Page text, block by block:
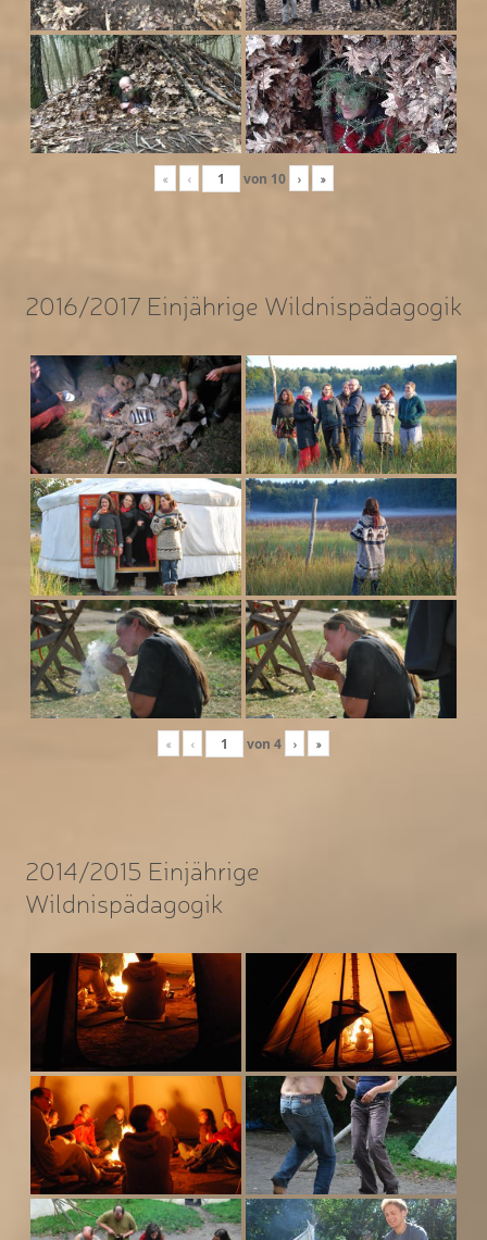
« ‹ von 10 › »
2016/2017 Einjährige Wildnispädagogik
« ‹ von 4 › »
2014/2015 Einjährige
Wildnispädagogik